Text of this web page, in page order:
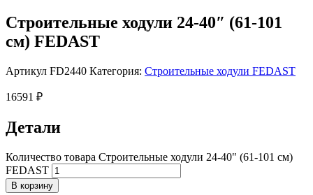
Строительные ходули 24-40″ (61-101
см) FEDAST
Артикул FD2440 Категория: Строительные ходули FEDAST
16591 ₽
Детали
Количество товара Строительные ходули 24-40" (61-101 см)
FEDAST
В корзину